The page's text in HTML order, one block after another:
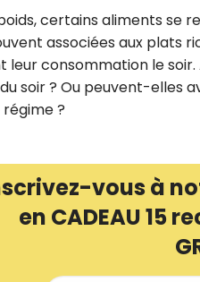
certains aliments se
associées aux plats
consommation le
soir ? Ou peuvent-elles
?
vous à
en CADEAU 15